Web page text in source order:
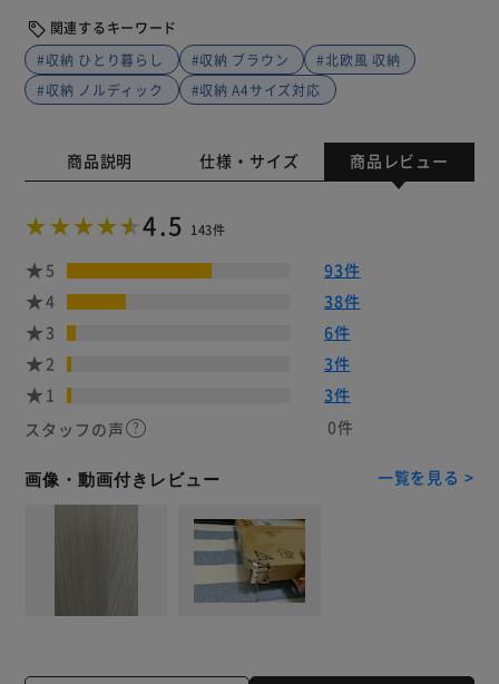
関連するキーワード
#収納 ひとり暮らし
#収納 ブラウン
#北欧風 収納
#収納 ノルディック
#収納 A4サイズ対応
商品説明 仕様・サイズ 商品レビュー
4.5 143件
5
93件
4
38件
3
6件
2
3件
1
3件
スタッフの声
0件
画像・動画付きレビュー 一覧を見る >